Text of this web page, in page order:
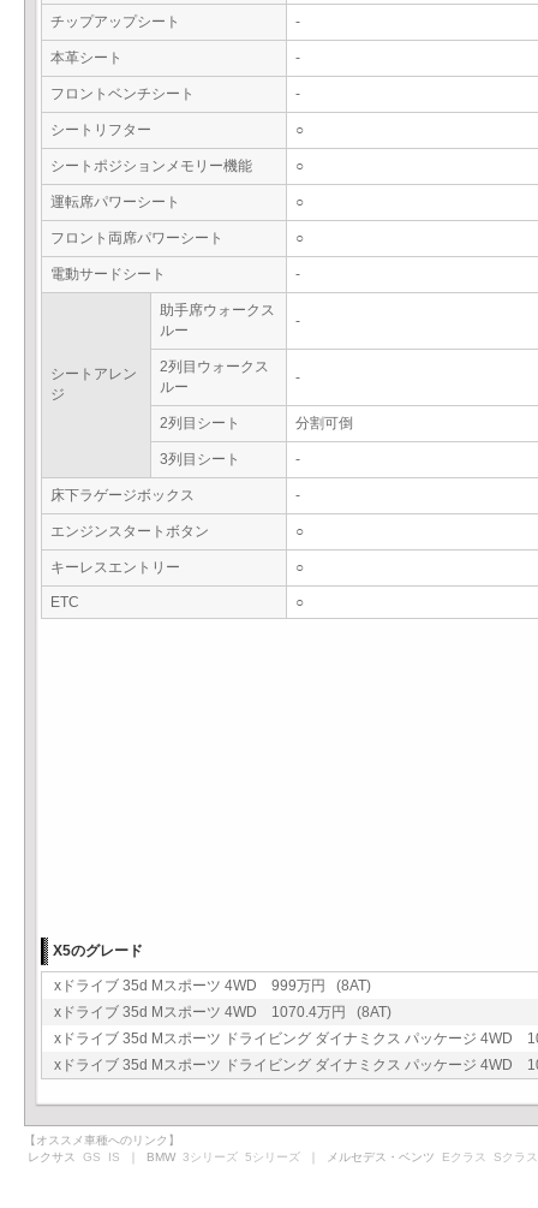
チップアップシート -
本革シート -
フロントベンチシート -
シートリフター ○
シートポジションメモリー機能 ○
運転席パワーシート ○
フロント両席パワーシート ○
電動サードシート -
シートアレン
ジ
助手席ウォークス
ルー
-
2列目ウォークス
ルー
-
2列目シート 分割可倒
3列目シート -
床下ラゲージボックス -
エンジンスタートボタン ○
キーレスエントリー ○
ETC ○
X5のグレード
xドライブ 35d Mスポーツ 4WD 999万円 (8AT)
xドライブ 35d Mスポーツ 4WD 1070.4万円 (8AT)
xドライブ 35d Mスポーツ ドライビング ダイナミクス パッケージ 4WD
xドライブ 35d Mスポーツ ドライビング ダイナミクス パッケージ 4WD
【オススメ車種へのリンク】
レクサス GS IS ｜ BMW 3シリーズ 5シリーズ ｜ メルセデス・ベンツ Eクラス Sクラス